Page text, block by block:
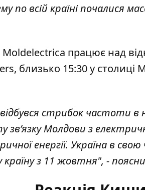
по всій країні почалися
працює над
, близько 15:30 у столиці
стрибок частоти в
Молдови з
енергії. Україна в
країну з 11 жовтня", -